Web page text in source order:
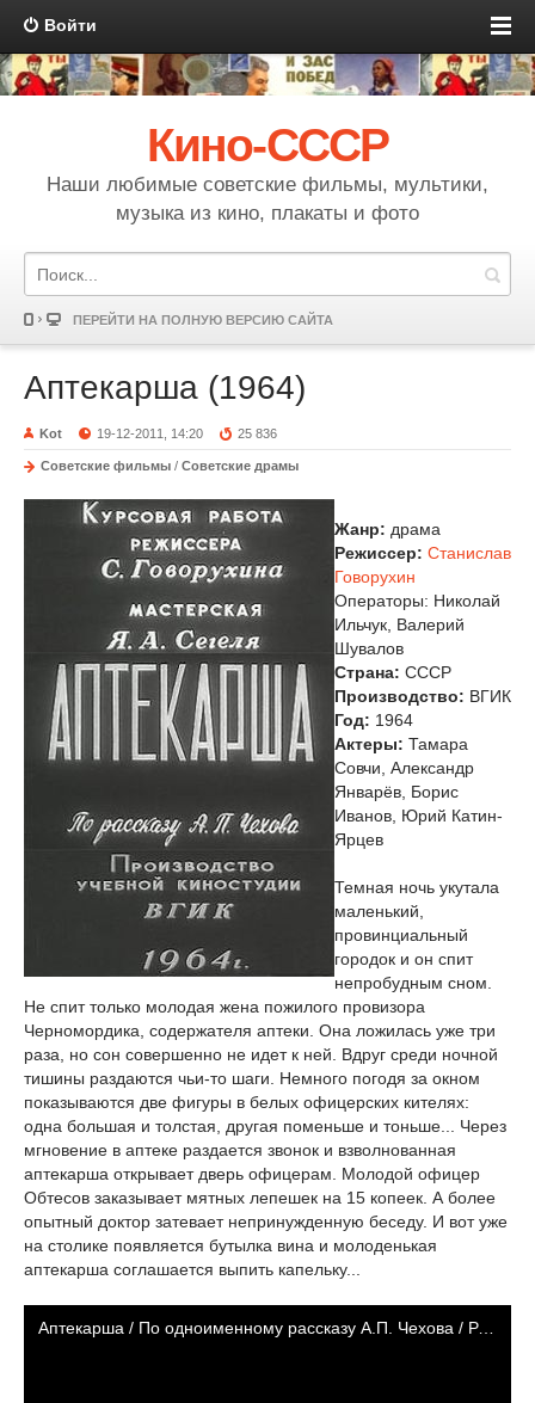
Войти
Кино-СССР
Наши любимые советские фильмы, мультики,
музыка из кино, плакаты и фото
ПЕРЕЙТИ НА ПОЛНУЮ ВЕРСИЮ САЙТА
Аптекарша (1964)
Kot 19-12-2011, 14:20 25 836
Советские фильмы / Советские драмы
Жанр: драма
Режиссер: Станислав
Говорухин
Операторы: Николай
Ильчук, Валерий
Шувалов
Страна: СССР
Производство: ВГИК
Год: 1964
Актеры: Тамара
Совчи, Александр
Январёв, Борис
Иванов, Юрий Катин-
Ярцев
Темная ночь укутала
маленький,
провинциальный
городок и он спит
непробудным сном.
Не спит только молодая жена пожилого провизора
Черномордика, содержателя аптеки. Она ложилась уже три
раза, но сон совершенно не идет к ней. Вдруг среди ночной
тишины раздаются чьи-то шаги. Немного погодя за окном
показываются две фигуры в белых офицерских кителях:
одна большая и толстая, другая поменьше и тоньше... Через
мгновение в аптеке раздается звонок и взволнованная
аптекарша открывает дверь офицерам. Молодой офицер
Обтесов заказывает мятных лепешек на 15 копеек. А более
опытный доктор затевает непринужденную беседу. И вот уже
на столике появляется бутылка вина и молоденькая
аптекарша соглашается выпить капельку...